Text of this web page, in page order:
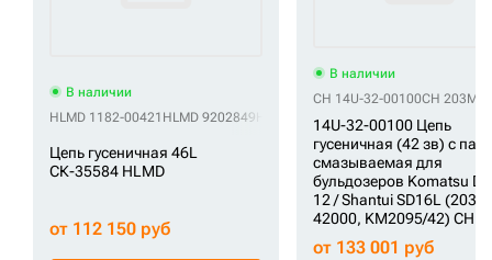
В наличии
HLMD 1182-00421 HLMD 9202849 HLMD 9248706HLMD 9271970
Цепь гусеничная 46L
СК-35584 HLMD
от 112 150 руб
В наличии
CH 14U-32-00100CH
14U-32-00100 Цепь
гусеничная (42 зв) с
смазываемая для
бульдозеров Komatsu
12 / Shantui SD16L
42000, KM2095/42) CH
от 133 001 руб